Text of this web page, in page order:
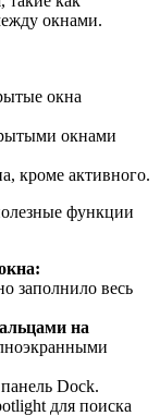
окнами.
окна
окнами
кроме активного.
функции
заполнило весь
на
Dock.
для поиска